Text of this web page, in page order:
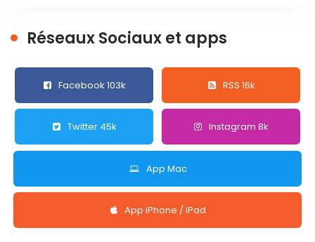
Réseaux Sociaux et apps
Facebook 103k RSS 16k
Twitter 45k Instagram 8k
App Mac
App iPhone / iPad